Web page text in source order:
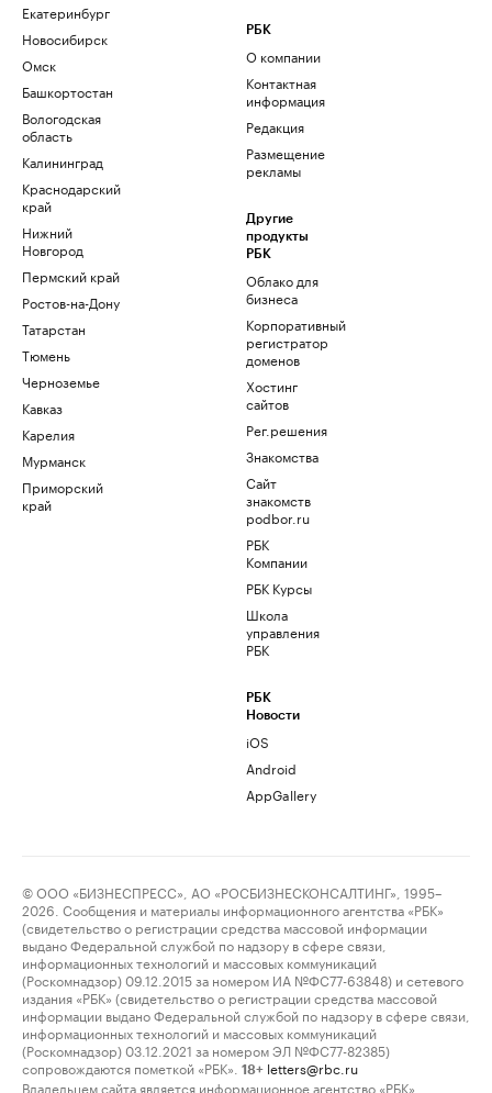
Екатеринбург
Новосибирск
Омск
Башкортостан
Вологодская
область
Калининград
Краснодарский
край
Нижний
Новгород
Пермский край
Ростов-на-Дону
Татарстан
Тюмень
Черноземье
Кавказ
Карелия
Мурманск
Приморский
край
РБК
О компании
Контактная
информация
Редакция
Размещение
рекламы
Другие
продукты
РБК
Облако для
бизнеса
Корпоративный
регистратор
доменов
Хостинг
сайтов
Рег.решения
Знакомства
Сайт
знакомств
podbor.ru
РБК
Компании
РБК Курсы
Школа
управления
РБК
РБК
Новости
iOS
Android
AppGallery
© ООО «БИЗНЕСПРЕСС», АО «РОСБИЗНЕСКОНСАЛТИНГ», 1995–
2026. Сообщения и материалы информационного агентства «РБК»
(свидетельство о регистрации средства массовой информации
выдано Федеральной службой по надзору в сфере связи,
информационных технологий и массовых коммуникаций
(Роскомнадзор) 09.12.2015 за номером ИА №ФС77-63848) и сетевого
издания «РБК» (свидетельство о регистрации средства массовой
информации выдано Федеральной службой по надзору в сфере связи,
информационных технологий и массовых коммуникаций
(Роскомнадзор) 03.12.2021 за номером ЭЛ №ФС77-82385)
сопровождаются пометкой «РБК».
18+ letters@rbc.ru
Владельцем сайта является информационное агентство «РБК».